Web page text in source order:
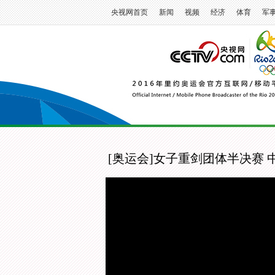
央视网首页 新闻 视频 经济 体育 军
[奥运会]女子重剑团体半决赛